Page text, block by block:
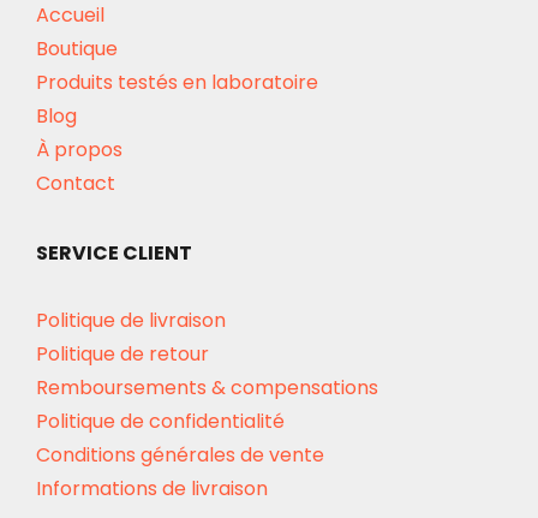
Accueil
Boutique
Produits testés en laboratoire
Blog
À propos
Contact
SERVICE CLIENT
Politique de livraison
Politique de retour
Remboursements & compensations
Politique de confidentialité
Conditions générales de vente
Informations de livraison